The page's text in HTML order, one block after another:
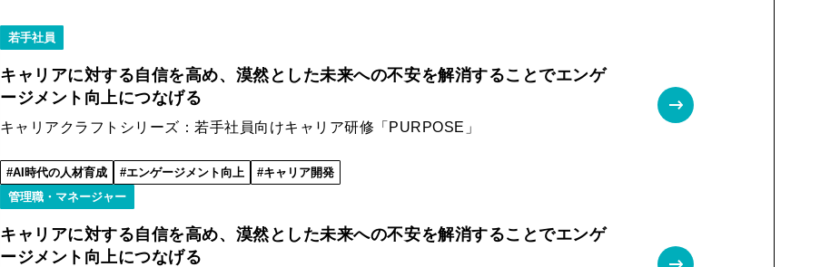
若手社員
キャリアに対する自信を高め、漠然とした未来への不安を解消することでエンゲ
ージメント向上につなげる
キャリアクラフトシリーズ：若手社員向けキャリア研修「PURPOSE」
AI時代の人材育成 エンゲージメント向上
キャリア開発
管理職・マネージャー
キャリアに対する自信を高め、漠然とした未来への不安を解消することでエンゲ
ージメント向上につなげる